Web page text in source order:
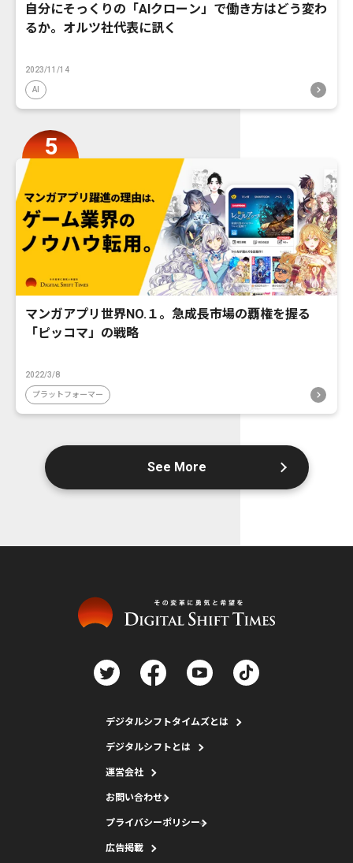
自分にそっくりの「AIクローン」で働き方はどう変わ
るか。オルツ社代表に訊く
2023/11/14
AI
マンガアプリ世界NO.１。急成長市場の覇権を握る
「ピッコマ」の戦略
2022/3/8
プラットフォーマー
See More
デジタルシフトタイムズとは
デジタルシフトとは
運営会社
お問い合わせ
プライバシーポリシー
広告掲載